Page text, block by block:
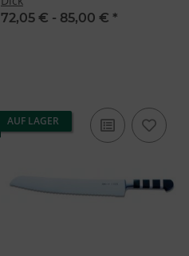
72,05 € - 85,00 € *
AUF LAGER